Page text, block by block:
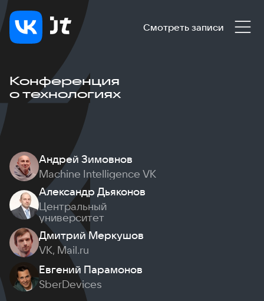
Смотреть записи
Конференция
о технологиях
Андрей Зимовнов
Machine Intelligence VK
Александр Дьяконов
Центральный
университет
Дмитрий Меркушов
VK, Mail.ru
Евгений Парамонов
SberDevices